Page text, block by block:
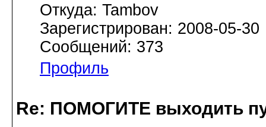
Откуда: Tambov
Зарегистрирован: 2008-05-30
Сообщений: 373
Профиль
Re: ПОМОГИТЕ выходить